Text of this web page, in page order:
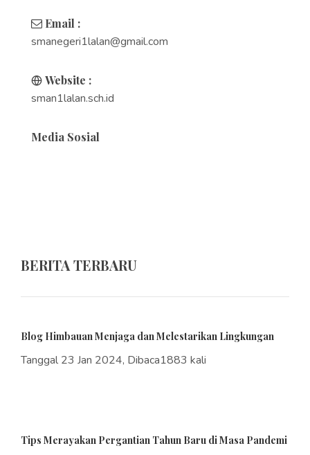
Email :
smanegeri1lalan@gmail.com
Website :
sman1lalan.sch.id
Media Sosial
BERITA TERBARU
Blog Himbauan Menjaga dan Melestarikan Lingkungan
Tanggal 23 Jan 2024, Dibaca1883 kali
Tips Merayakan Pergantian Tahun Baru di Masa Pandemi